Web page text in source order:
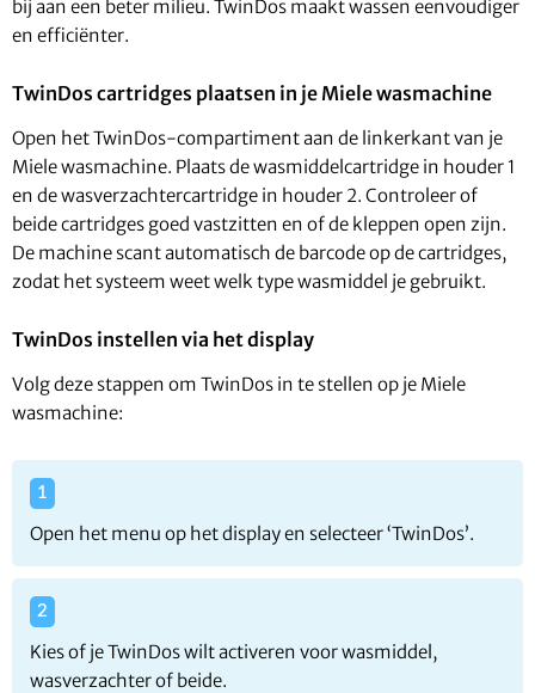
bij aan een beter milieu. TwinDos maakt wassen eenvoudiger
en efficiënter.
TwinDos cartridges plaatsen in je Miele wasmachine
Open het TwinDos-compartiment aan de linkerkant van je
Miele wasmachine. Plaats de wasmiddelcartridge in houder 1
en de wasverzachtercartridge in houder 2. Controleer of
beide cartridges goed vastzitten en of de kleppen open zijn.
De machine scant automatisch de barcode op de cartridges,
zodat het systeem weet welk type wasmiddel je gebruikt.
TwinDos instellen via het display
Volg deze stappen om TwinDos in te stellen op je Miele
wasmachine:
Open het menu op het display en selecteer ‘TwinDos’.
Kies of je TwinDos wilt activeren voor wasmiddel,
wasverzachter of beide.